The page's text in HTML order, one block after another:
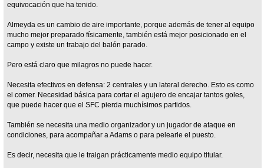
equivocación que ha tenido.
Almeyda es un cambio de aire importante, porque además de tener al equipo
mucho mejor preparado físicamente, también está mejor posicionado en el
campo y existe un trabajo del balón parado.
Pero está claro que milagros no puede hacer.
Necesita efectivos en defensa: 2 centrales y un lateral derecho. Esto es como
el comer. Necesidad básica para cortar el agujero de encajar tantos goles,
que puede hacer que el SFC pierda muchísimos partidos.
También se necesita una medio organizador y un jugador de ataque en
condiciones, para acompañar a Adams o para pelearle el puesto.
Es decir, necesita que le traigan prácticamente medio equipo titular.